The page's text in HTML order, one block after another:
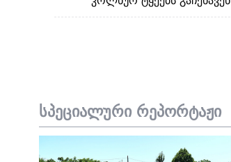
სპეციალური რეპორტაჟი